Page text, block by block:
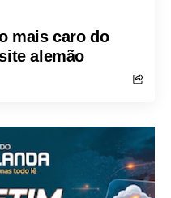
mais caro do
alemão